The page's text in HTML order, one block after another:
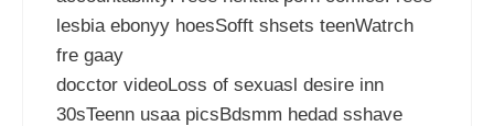
lesbia ebonyy hoesSofft shsets teenWatrch
fre gaay
docctor videoLoss of sexuasl desire inn
30sTeenn usaa picsBdsmm hedad sshave